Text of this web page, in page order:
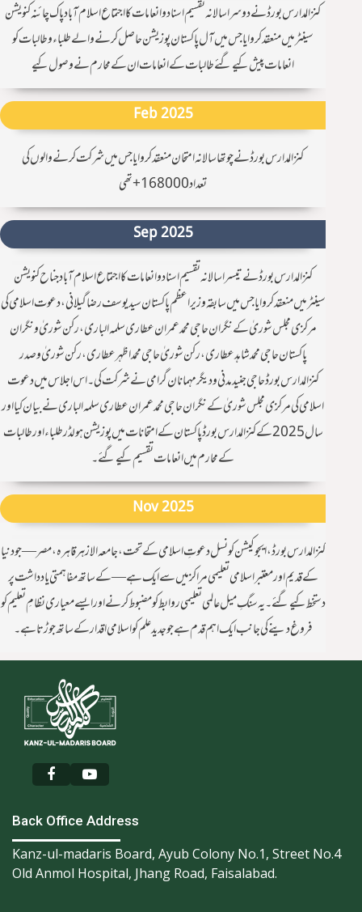
كنزالمدارس بورڈ نے دوسرا سالانہ تقسیم اسناد و انعامات کا اجتماع اسلام آباد پاک چائنہ کنویشن
سینٹرمیں منعقد کروایا جس میں آل پاکستان پوزیشن حاصل کرنے والے طلباء و طالبات کو
انعامات پیش کیےگئے طالبات کے انعامات ان کے محارم نے وصول کیے
Feb 2025
کنزالمدارس بورڈ نے چوتھا سالانہ امتحان منعقد کروایا جس میں شرکت کرنے والوں کی
تعداد 168000+ تھی
Sep 2025
كنزالمدارس بورڈ نے تيسرا سالانہ تقسیم اسناد و انعامات کا اجتماع اسلام آباد جناح کنویشن
سینٹرمیں منعقد کروایاجس میں سابقہ وزیراعظم پاکستان سید یوسف رضا گیلانی، دعوت اسلامی کی
مرکزی مجلس شوریٰ کے نگران حاجی محمد عمران عطاری سلمہ الباری ، رکن شوریٰ و نگران
پاکستان حاجی محمد شاہد عطاری، رکن شوریٰ حاجی محمد اظہر عطاری ، رکن شوریٰ و صدر
کنزالمدارس بورڈ حاجی جنید مدنی و دیگر مہمانان گرامی نے شرکت کی۔ اس اجلاس میں دعوت
اسلامی کی مرکزی مجلس شوریٰ کے نگران حاجی محمد عمران عطاری سلمہ الباری نے بیان کیا اور
سال 2025 کے کنزالمدارس بورڈ پاکستان کے امتحانات میں پوزیشن ہولڈر طلباء اور طالبات
کے محارم میں انعامات تقسیم کیے گئے۔
Nov 2025
كنزالمدارس بورڈ،ايجوكيشن كونسل دعوتِ اسلامی کے تحت، جامعہ الازہر قاہرہ، مصر — جو دنیا
کے قدیم اور معتبر اسلامی تعلیمی مراکز میں سے ایک ہے — کے ساتھ مفاہمتی یادداشت پر
دستخط کیے گئے۔یہ سنگِ میل عالمی تعلیمی روابط کو مضبوط کرنے اور ایسے معیاری نظامِ تعلیم کو
فروغ دینے کی جانب ایک اہم قدم ہے جو جدید علم کو اسلامی اقدار کے ساتھ جوڑتا ہے۔
Back Office Address
Kanz-ul-madaris Board, Ayub Colony No.1, Street No.4
Old Anmol Hospital, Jhang Road, Faisalabad.